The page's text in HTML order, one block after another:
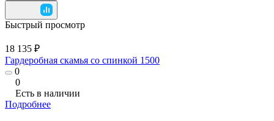
Быстрый просмотр
18 135 ₽
Гардеробная скамья со спинкой 1500
0
0
Есть в наличии
Подробнее